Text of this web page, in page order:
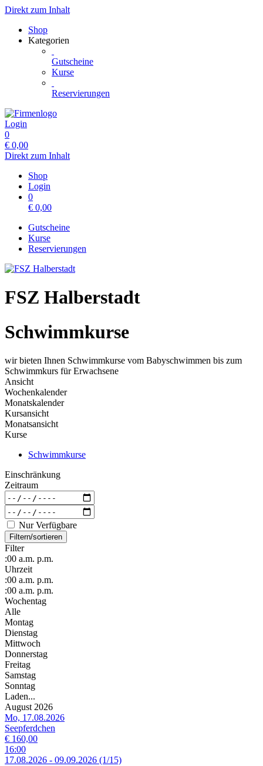
Direkt zum Inhalt
Shop
Kategorien
Gutscheine
Kurse
Reservierungen
Login
0
€ 0,00
Direkt zum Inhalt
Shop
Login
0
€ 0,00
Gutscheine
Kurse
Reservierungen
FSZ Halberstadt
Schwimmkurse
wir bieten Ihnen Schwimmkurse vom Babyschwimmen bis zum
Schwimmkurs für Erwachsene
Ansicht
Wochenkalender
Monatskalender
Kursansicht
Monatsansicht
Kurse
Schwimmkurse
Einschränkung
Zeitraum
Nur Verfügbare
Filtern/sortieren
Filter
:00 a.m. p.m.
Uhrzeit
:00 a.m. p.m.
:00 a.m. p.m.
Wochentag
Alle
Montag
Dienstag
Mittwoch
Donnerstag
Freitag
Samstag
Sonntag
Laden...
August 2026
Mo, 17.08.2026
Seepferdchen
€ 160,00
16:00
17.08.2026 - 09.09.2026 (1/15)